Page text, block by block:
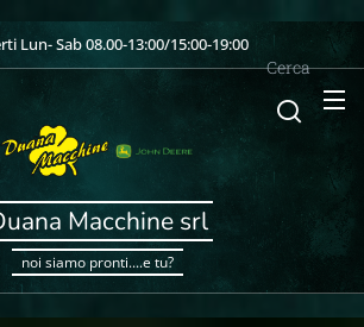
Lun- Sab 08.00-13:00/15:00-19:00
Macchine srl
noi siamo pronti....e tu?
Cerca